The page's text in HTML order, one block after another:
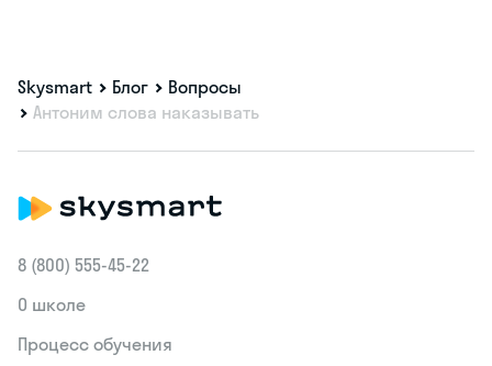
Skysmart Блог
Вопросы
Антоним слова наказывать
8 (800) 555‑45-22
О школе
Процесс обучения